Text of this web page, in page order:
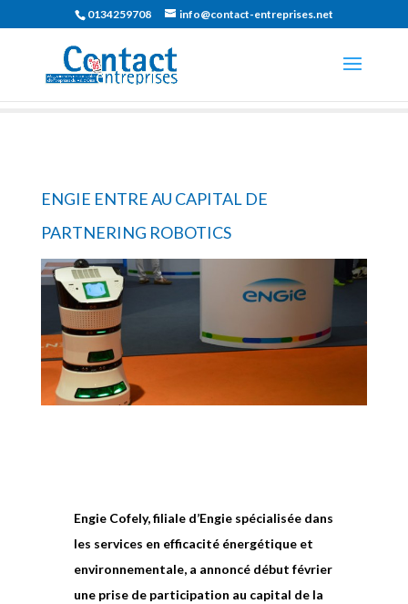
0134259708 info@contact-entreprises.net
ENGIE ENTRE AU CAPITAL DE
PARTNERING ROBOTICS
Engie Cofely, filiale d’Engie spécialisée dans
les services en efficacité énergétique et
environnementale, a annoncé début février
une prise de participation au capital de la